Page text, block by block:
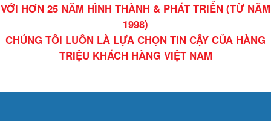
VỚI HƠN 25 NĂM HÌNH THÀNH & PHÁT TRIỂN (TỪ NĂM
1998)
CHÚNG TÔI LUÔN LÀ LỰA CHỌN TIN CẬY CỦA HÀNG
TRIỆU KHÁCH HÀNG VIỆT NAM